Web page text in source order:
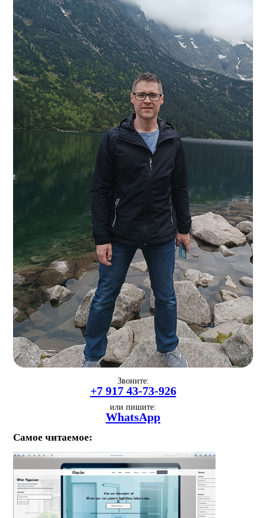
Звоните:
+7 917 43-73-926
или пишите:
WhatsApp
Самое читаемое: